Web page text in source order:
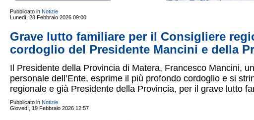
Pubblicato in Notizie
Lunedì, 23 Febbraio 2026 09:00
Grave lutto familiare per il Consigliere
cordoglio del Presidente Mancini e della
Il Presidente della Provincia di Matera, Francesco Mancini,
personale dell’Ente, esprime il più profondo cordoglio e si
regionale e già Presidente della Provincia, per il grave lutto
Pubblicato in Notizie
Giovedì, 19 Febbraio 2026 12:57